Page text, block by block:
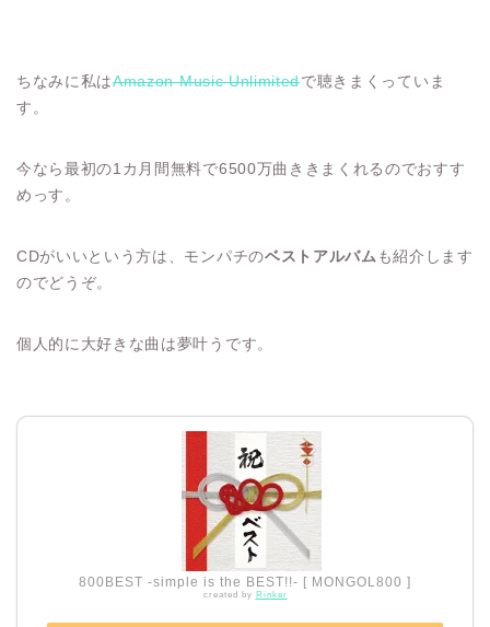
ちなみに私はAmazon Music Unlimitedで聴きまくっていま
す。
今なら最初の1カ月間無料で6500万曲ききまくれるのでおすす
めっす。
CDがいいという方は、モンパチのベストアルバム も紹介します
のでどうぞ。
個人的に大好きな曲は夢叶うです。
800BEST -simple is the BEST!!- [ MONGOL800 ]
created by Rinker